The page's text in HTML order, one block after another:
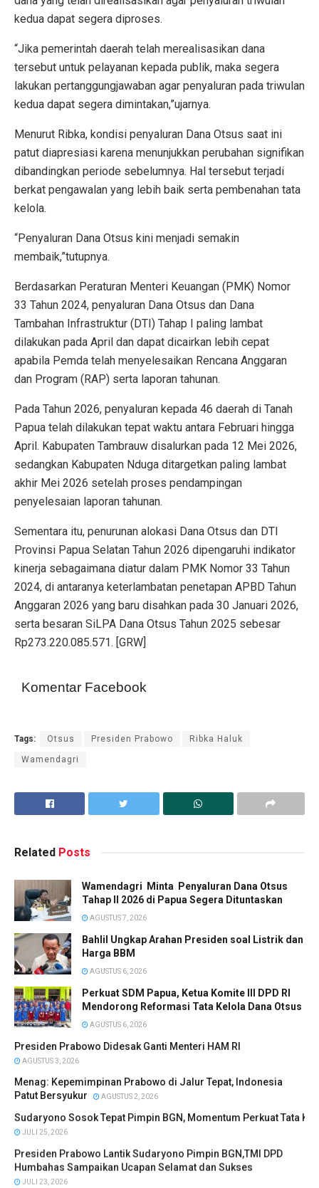
kedua dapat segera diproses.
“Jika pemerintah daerah telah merealisasikan dana
tersebut untuk pelayanan kepada publik, maka segera
lakukan pertanggungjawaban agar penyaluran pada triwulan
kedua dapat segera dimintakan,”ujarnya.
Menurut Ribka, kondisi penyaluran Dana Otsus saat ini
patut diapresiasi karena menunjukkan perubahan signifikan
dibandingkan periode sebelumnya. Hal tersebut terjadi
berkat pengawalan yang lebih baik serta pembenahan tata
kelola.
“Penyaluran Dana Otsus kini menjadi semakin
membaik,”tutupnya.
Berdasarkan Peraturan Menteri Keuangan (PMK) Nomor
33 Tahun 2024, penyaluran Dana Otsus dan Dana
Tambahan Infrastruktur (DTI) Tahap I paling lambat
dilakukan pada April dan dapat dicairkan lebih cepat
apabila Pemda telah menyelesaikan Rencana Anggaran
dan Program (RAP) serta laporan tahunan.
Pada Tahun 2026, penyaluran kepada 46 daerah di Tanah
Papua telah dilakukan tepat waktu antara Februari hingga
April. Kabupaten Tambrauw disalurkan pada 12 Mei 2026,
sedangkan Kabupaten Nduga ditargetkan paling lambat
akhir Mei 2026 setelah proses pendampingan
penyelesaian laporan tahunan.
Sementara itu, penurunan alokasi Dana Otsus dan DTI
Provinsi Papua Selatan Tahun 2026 dipengaruhi indikator
kinerja sebagaimana diatur dalam PMK Nomor 33 Tahun
2024, di antaranya keterlambatan penetapan APBD Tahun
Anggaran 2026 yang baru disahkan pada 30 Januari 2026,
serta besaran SiLPA Dana Otsus Tahun 2025 sebesar
Rp273.220.085.571. [GRW]
Komentar Facebook
Tags: Otsus Presiden Prabowo Ribka Haluk
Wamendagri
Related Posts
Wamendagri Minta Penyaluran Dana Otsus
Tahap II 2026 di Papua Segera Dituntaskan
AGUSTUS 7, 2026
Bahlil Ungkap Arahan Presiden soal Listrik dan
Harga BBM
AGUSTUS 6, 2026
Perkuat SDM Papua, Ketua Komite III DPD RI
Mendorong Reformasi Tata Kelola Dana Otsus
AGUSTUS 6, 2026
Presiden Prabowo Didesak Ganti Menteri HAM RI
AGUSTUS 3, 2026
Menag: Kepemimpinan Prabowo di Jalur Tepat, Indonesia
Patut Bersyukur
AGUSTUS 2, 2026
Sudaryono Sosok Tepat Pimpin BGN, Momentum Perkuat Tata
JULI 25, 2026
Presiden Prabowo Lantik Sudaryono Pimpin BGN,TMI DPD
Humbahas Sampaikan Ucapan Selamat dan Sukses
JULI 23, 2026